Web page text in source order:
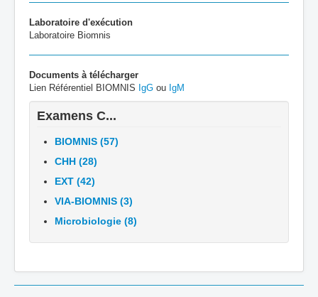
Laboratoire d'exécution
Laboratoire Biomnis
Documents à télécharger
Lien Référentiel BIOMNIS IgG ou IgM
Examens C...
BIOMNIS (57)
CHH (28)
EXT (42)
VIA-BIOMNIS (3)
Microbiologie (8)